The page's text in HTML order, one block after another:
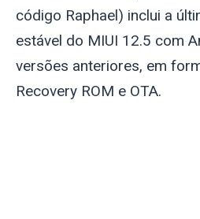
código Raphael) inclui a
estável do MIUI 12.5 com
versões anteriores, em
Recovery ROM e OTA.